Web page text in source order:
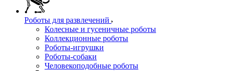
Роботы для развлечений
Колесные и гусеничные роботы
Коллекционные роботы
Роботы-игрушки
Роботы-собаки
Человекоподобные роботы